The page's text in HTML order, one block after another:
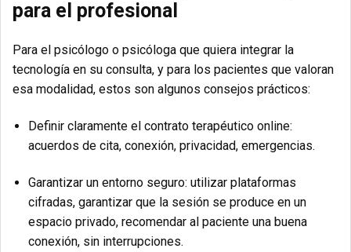
para el profesional
Para el psicólogo o psicóloga que quiera integrar la
tecnología en su consulta, y para los pacientes que valoran
esa modalidad, estos son algunos consejos prácticos:
Definir claramente el contrato terapéutico online:
acuerdos de cita, conexión, privacidad, emergencias.
Garantizar un entorno seguro: utilizar plataformas
cifradas, garantizar que la sesión se produce en un
espacio privado, recomendar al paciente una buena
conexión, sin interrupciones.